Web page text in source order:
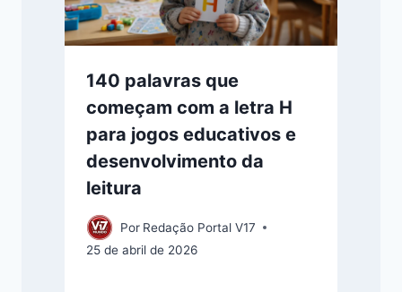
140 palavras que
começam com a letra H
para jogos educativos e
desenvolvimento da
leitura
Por Redação Portal V17
25 de abril de 2026